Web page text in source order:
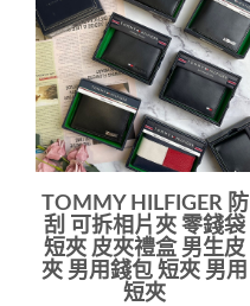
TOMMY HILFIGER 防
刮 可拆相片夾 零錢袋
短夾 皮夾禮盒 男生皮
夾 男用錢包 短夾 男用
短夾